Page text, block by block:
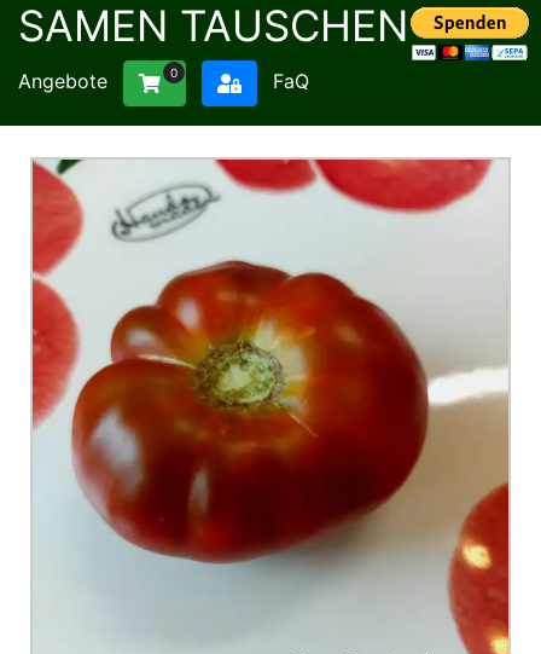
SAMEN TAUSCHEN
Angebote 0 FaQ